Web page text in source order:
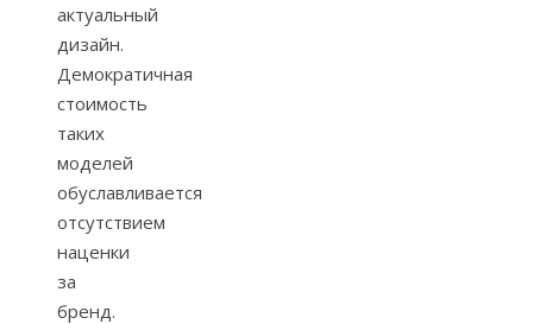
актуальный
дизайн.
Демократичная
стоимость
таких
моделей
обуславливается
отсутствием
наценки
за
бренд.